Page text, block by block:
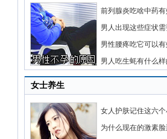
前列腺炎吃啥中药有
男人出现这些症状
男性腰疼吃它可以
男人吃生蚝有什么
女士养生
女人护肤记住这六个
为什么现在的激素